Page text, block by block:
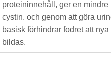
proteininnehåll, ger en mindre
cystin. och genom att göra
basisk förhindrar fodret att
bildas.